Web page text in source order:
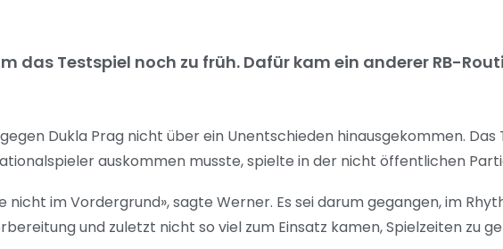
das Testspiel noch zu früh. Dafür kam ein anderer RB-
Dukla Prag nicht über ein Unentschieden hinausgekommen.
auskommen musste, spielte in der nicht öffentlichen
nicht im Vordergrund», sagte Werner. Es sei darum gegangen, im
und zuletzt nicht so viel zum Einsatz kamen, Spielzeiten zu